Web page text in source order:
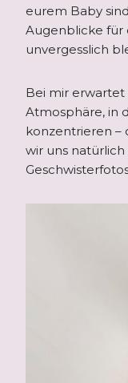
eurem Baby
Augenblicke für
unvergesslich
Bei mir
Atmosphäre, in
konzentrieren –
wir uns